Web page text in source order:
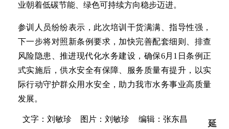
业朝着低碳节能、绿色可持续方向稳步迈进。
参训人员纷纷表示，此次培训干货满满、指导性强，
下一步将对照新条例要求，加快完善配套细则、排查
风险隐患、推进现代化水务建设，确保6月1日条例正
式实施后，供水安全有保障、服务质量有提升，以实
际行动守护群众用水安全，助力我市水务事业高质量
发展。
文字：刘敏珍 图片：刘敏珍 编辑：张东昌
延